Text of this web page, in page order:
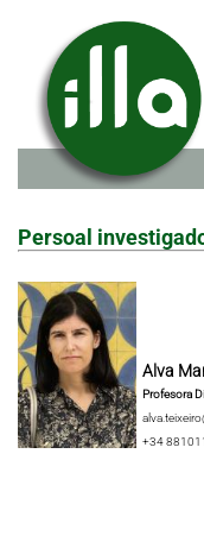
Persoal
Alva
Profesora
+34